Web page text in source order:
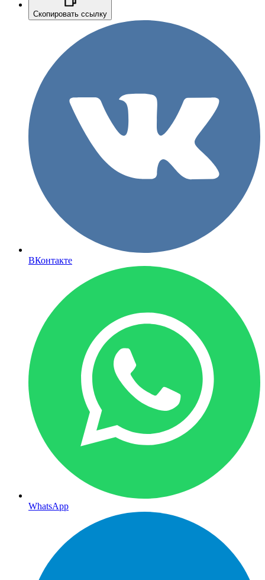
Скопировать ссылку
ВКонтакте
WhatsApp